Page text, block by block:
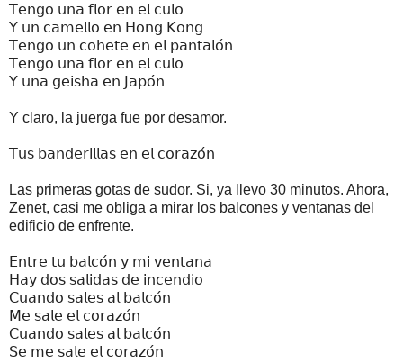
𝖳𝖾𝗇𝗀𝗈 𝗎𝗇𝖺 𝖿𝗅𝗈𝗋 𝖾𝗇 𝖾𝗅 𝖼𝗎𝗅𝗈
𝖸 𝗎𝗇 𝖼𝖺𝗆𝖾𝗅𝗅𝗈 𝖾𝗇 𝖧𝗈𝗇𝗀 𝖪𝗈𝗇𝗀
𝖳𝖾𝗇𝗀𝗈 𝗎𝗇 𝖼𝗈𝗁𝖾𝗍𝖾 𝖾𝗇 𝖾𝗅 𝗉𝖺𝗇𝗍𝖺𝗅𝗈́𝗇
𝖳𝖾𝗇𝗀𝗈 𝗎𝗇𝖺 𝖿𝗅𝗈𝗋 𝖾𝗇 𝖾𝗅 𝖼𝗎𝗅𝗈
𝖸 𝗎𝗇𝖺 𝗀𝖾𝗂𝗌𝗁𝖺 𝖾𝗇 𝖩𝖺𝗉𝗈́𝗇
Y claro, la juerga fue por desamor.
𝖳𝗎𝗌 𝖻𝖺𝗇𝖽𝖾𝗋𝗂𝗅𝗅𝖺𝗌 𝖾𝗇 𝖾𝗅 𝖼𝗈𝗋𝖺𝗓𝗈́𝗇
Las primeras gotas de sudor. Si, ya llevo 30 minutos. Ahora,
Zenet, casi me obliga a mirar los balcones y ventanas del
edificio de enfrente.
𝖤𝗇𝗍𝗋𝖾 𝗍𝗎 𝖻𝖺𝗅𝖼𝗈́𝗇 𝗒 𝗆𝗂 𝗏𝖾𝗇𝗍𝖺𝗇𝖺
𝖧𝖺𝗒 𝖽𝗈𝗌 𝗌𝖺𝗅𝗂𝖽𝖺𝗌 𝖽𝖾 𝗂𝗇𝖼𝖾𝗇𝖽𝗂𝗈
𝖢𝗎𝖺𝗇𝖽𝗈 𝗌𝖺𝗅𝖾𝗌 𝖺𝗅 𝖻𝖺𝗅𝖼𝗈́𝗇
𝖬𝖾 𝗌𝖺𝗅𝖾 𝖾𝗅 𝖼𝗈𝗋𝖺𝗓𝗈́𝗇
𝖢𝗎𝖺𝗇𝖽𝗈 𝗌𝖺𝗅𝖾𝗌 𝖺𝗅 𝖻𝖺𝗅𝖼𝗈́𝗇
𝖲𝖾 𝗆𝖾 𝗌𝖺𝗅𝖾 𝖾𝗅 𝖼𝗈𝗋𝖺𝗓𝗈́𝗇